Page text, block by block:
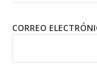
CORREO